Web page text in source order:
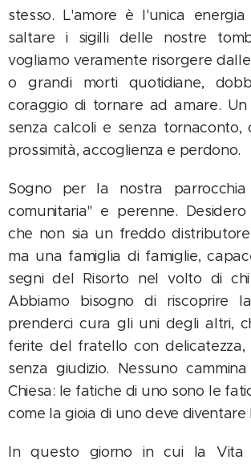
stesso. L'amore è l'unica
saltare i sigilli delle nostre
vogliamo veramente risorgere
o grandi morti quotidiane,
coraggio di tornare ad amare. Un
senza calcoli e senza tornaconto,
prossimità, accoglienza e perdono.
Sogno per la nostra
comunitaria" e perenne.
che non sia un freddo
ma una famiglia di famiglie,
segni del Risorto nel volto di
Abbiamo bisogno di riscoprire
prenderci cura gli uni degli altri,
ferite del fratello con
senza giudizio. Nessuno
Chiesa: le fatiche di uno sono le
come la gioia di uno deve
In questo giorno in cui la Vita